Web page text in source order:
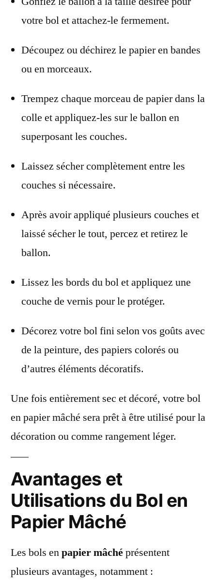
votre bol et attachez-le fermement.
Découpez ou déchirez le papier en bandes
ou en morceaux.
Trempez chaque morceau de papier dans la
colle et appliquez-les sur le ballon en
superposant les couches.
Laissez sécher complètement entre les
couches si nécessaire.
Après avoir appliqué plusieurs couches et
laissé sécher le tout, percez et retirez le
ballon.
Lissez les bords du bol et appliquez une
couche de vernis pour le protéger.
Décorez votre bol fini selon vos goûts avec
de la peinture, des papiers colorés ou
d’autres éléments décoratifs.
Une fois entièrement sec et décoré, votre bol
en papier mâché sera prêt à être utilisé pour la
décoration ou comme rangement léger.
Avantages et
Utilisations du Bol en
Papier Mâché
Les bols enpapier mâchéprésentent
plusieurs avantages, notamment :